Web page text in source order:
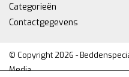
Categorieën
Contactgegevens
© Copyright 2026 -
Media